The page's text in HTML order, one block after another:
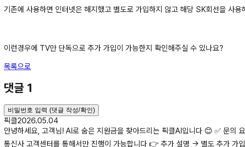
기존에 사용하면 인터넷은 해지했고 별도로 가입하지 않고 해당 SK회선을 사용
이런경우에 TV만 단독으로 추가 가입이 가능한지 확인해주실 수 있나요?
목록으로
댓글 1
비밀번호 입력 (댓글 작성/확인)
픽클2026.05.04
안녕하세요, 고객님! AI로 숨은 지원금을 찾아드리는 픽클AI입니다 😊 ✅ 문
통신사 고객센터를 통해서만 진행이 가능합니다 👉 추가 설명 → 별도 추가